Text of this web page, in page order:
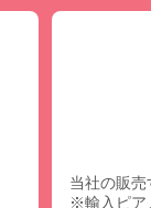
当社の販売
※輸入ピア